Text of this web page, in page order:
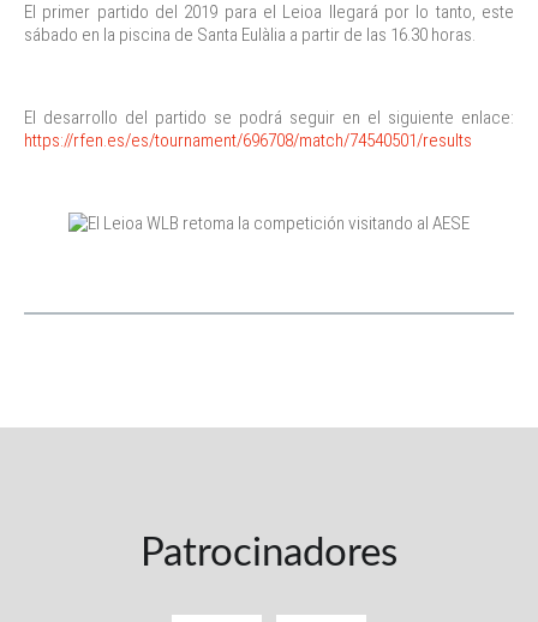
El primer partido del 2019 para el Leioa llegará por lo tanto, este
sábado en la piscina de Santa Eulàlia a partir de las 16.30 horas.
El desarrollo del partido se podrá seguir en el siguiente enlace:
https://rfen.es/es/tournament/696708/match/74540501/results
Patrocinadores